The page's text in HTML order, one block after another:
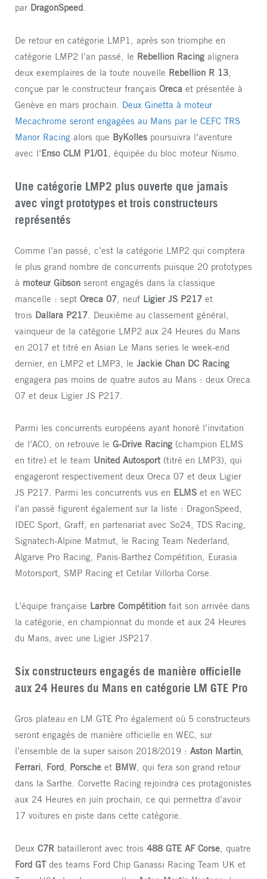
par DragonSpeed
De retour en catégorie LMP1, après son triomphe en
catégorie LMP2 l’an passé, le Rebellion Racing alignera
deux exemplaires de la toute nouvelle Rebellion R 13
conçue par le constructeur français Oreca et présentée à
Genève en mars prochain. Deux Ginetta à moteur
Mecachrome seront engagées au Mans par le CEFC TRS
Manor Racing alors que ByKolles poursuivra l’aventure
avec l’Enso CLM P1/01 , équipée du bloc moteur Nismo.
Une catégorie LMP2 plus ouverte que jamais
avec vingt prototypes et trois constructeurs
représentés
Comme l’an passé, c’est la catégorie LMP2 qui comptera
le plus grand nombre de concurrents puisque 20 prototypes
à moteur Gibson seront engagés dans la classique
mancelle : sept Oreca 07 , neuf Ligier JS P217 et
trois Dallara P217 . Deuxième au classement général,
vainqueur de la catégorie LMP2 aux 24 Heures du Mans
en 2017 et titré en Asian Le Mans series le week-end
dernier, en LMP2 et LMP3, le Jackie Chan DC Racing
engagera pas moins de quatre autos au Mans : deux Oreca
07 et deux Ligier JS P217.
Parmi les concurrents européens ayant honoré l’invitation
de l’ACO, on retrouve le G-Drive Racing (champion ELMS
en titre) et le team United Autosport (titré en LMP3), qui
engageront respectivement deux Oreca 07 et deux Ligier
JS P217. Parmi les concurrents vus en ELMS et en WEC
l’an passé figurent également sur la liste : DragonSpeed,
IDEC Sport, Graff, en partenariat avec So24, TDS Racing,
Signatech-Alpine Matmut, le Racing Team Nederland,
Algarve Pro Racing, Panis-Barthez Compétition, Eurasia
Motorsport, SMP Racing et Cetilar Villorba Corse.
L’équipe française Larbre Compétition fait son arrivée dans
la catégorie, en championnat du monde et aux 24 Heures
du Mans, avec une Ligier JSP217.
Six constructeurs engagés de manière officielle
aux 24 Heures du Mans en catégorie LM GTE Pro
Gros plateau en LM GTE Pro également où 5 constructeurs
seront engagés de manière officielle en WEC, sur
l’ensemble de la super saison 2018/2019 : Aston Martin
Ferrari
Ford Porsche et BMW , qui fera son grand retour
dans la Sarthe. Corvette Racing rejoindra ces protagonistes
aux 24 Heures en juin prochain, ce qui permettra d’avoir
17 voitures en piste dans cette catégorie.
Deux C7R batailleront avec trois 488 GTE AF Corse , quatre
Ford GTdes teams Ford Chip Ganassi Racing Team UK et